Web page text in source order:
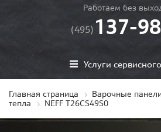
Работаем без
(495) 137-
Услуги
Главная страница Варочные панели
тепла
NEFF T26CS49S0